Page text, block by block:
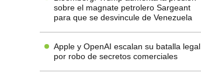
sobre el magnate petrolero Sargeant
para que se desvincule de Venezuela
Apple y OpenAI escalan su batalla legal
por robo de secretos comerciales